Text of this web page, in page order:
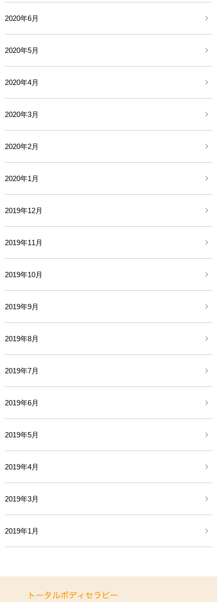
2020年6月
2020年5月
2020年4月
2020年3月
2020年2月
2020年1月
2019年12月
2019年11月
2019年10月
2019年9月
2019年8月
2019年7月
2019年6月
2019年5月
2019年4月
2019年3月
2019年1月